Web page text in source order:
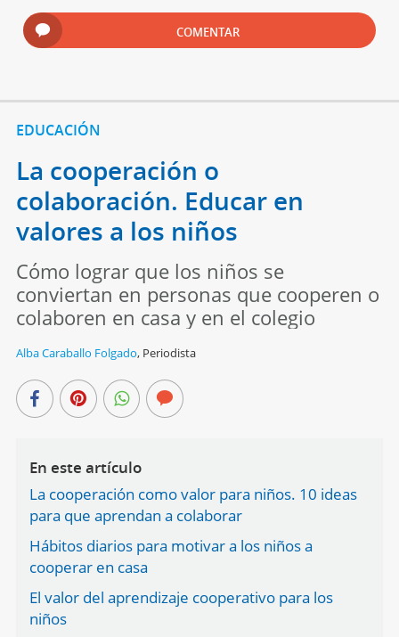
COMENTAR
EDUCACIÓN
La cooperación o
colaboración. Educar en
valores a los niños
Cómo lograr que los niños se
conviertan en personas que cooperen o
colaboren en casa y en el colegio
Alba Caraballo Folgado, Periodista
En este artículo
La cooperación como valor para niños. 10 ideas
para que aprendan a colaborar
Hábitos diarios para motivar a los niños a
cooperar en casa
El valor del aprendizaje cooperativo para los
niños